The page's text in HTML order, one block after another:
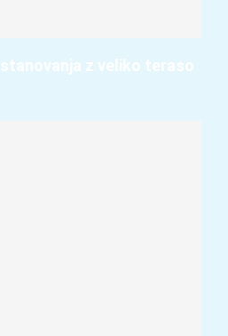
z veliko teraso